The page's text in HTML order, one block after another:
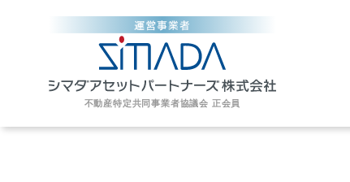
不動産特定共同事業者協議会 正会員